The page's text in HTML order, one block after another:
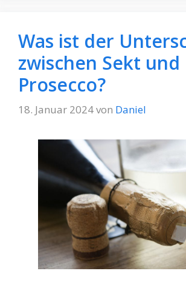
Was ist der
zwischen Sekt und
Prosecco?
18. Januar 2024von Daniel